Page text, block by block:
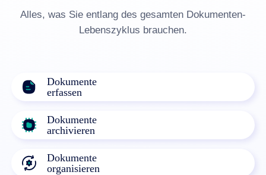
Alles, was Sie entlang des gesamten Dokumenten-
Lebenszyklus brauchen.
Dokumente
erfassen
Dokumente
archivieren
Dokumente
organisieren